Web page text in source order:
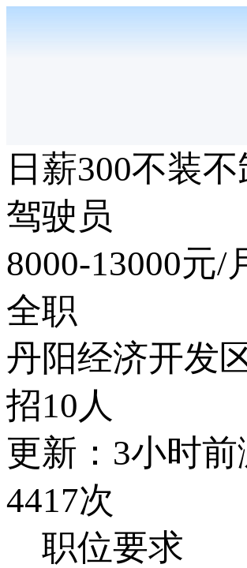
日薪300不装不
驾驶员
8000-13000元/
全职
丹阳经济开发
招10人
更新：3小时前
4417次
职位要求